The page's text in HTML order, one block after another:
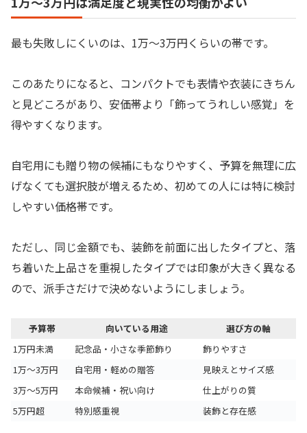
最も失敗しにくいのは、1万〜3万円くらいの帯です。
このあたりになると、コンパクトでも表情や衣装にきちん
と見どころがあり、安価帯より「飾ってうれしい感覚」を
得やすくなります。
自宅用にも贈り物の候補にもなりやすく、予算を無理に広
げなくても選択肢が増えるため、初めての人には特に検討
しやすい価格帯です。
ただし、同じ金額でも、装飾を前面に出したタイプと、落
ち着いた上品さを重視したタイプでは印象が大きく異なる
ので、派手さだけで決めないようにしましょう。
予算帯 向いている用途
選び方の軸
1万円未満
記念品・小さな季節飾り
飾りやすさ
1万〜3万円
自宅用・軽めの贈答
見映えとサイズ感
3万〜5万円
本命候補・祝い向け
仕上がりの質
5万円超
特別感重視 装飾と存在感